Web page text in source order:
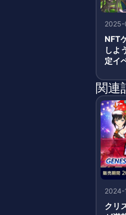
NFT
しよ
定イ
など
関連
2024-
クリ